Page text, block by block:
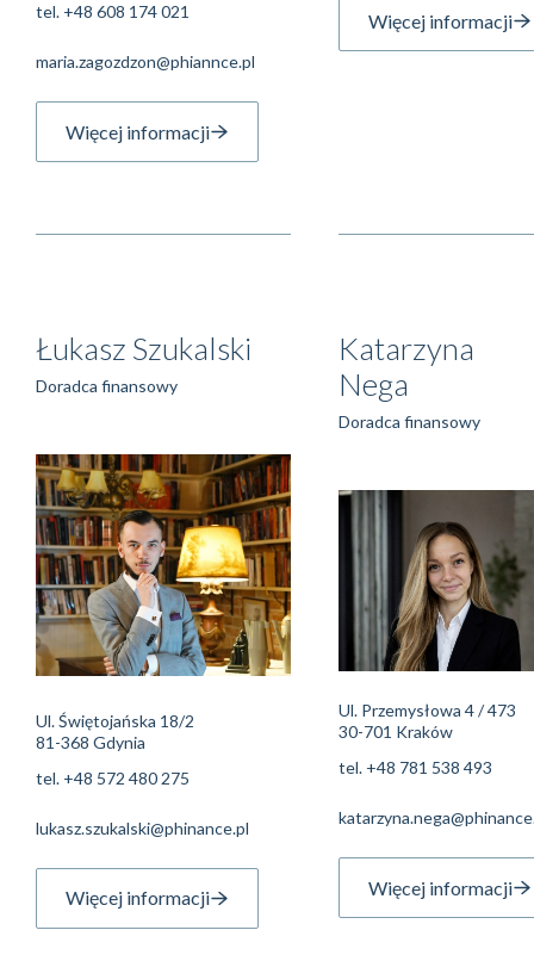
tel. +48 608 174 021
maria.zagozdzon@phiannce.pl
Więcej informacji
Więcej informacji
Łukasz Szukalski
Doradca finansowy
Ul. Świętojańska 18/2
81-368 Gdynia
tel. +48 572 480 275
lukasz.szukalski@phinance.pl
Więcej informacji
Katarzyna
Nega
Doradca finansowy
Ul. Przemysłowa 4 / 473
30-701 Kraków
tel. +48 781 538 493
Więcej informacji